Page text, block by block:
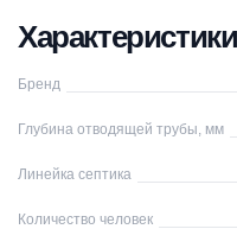
Бренд
Глубина отводящей трубы, мм
Линейка септика
Количество человек